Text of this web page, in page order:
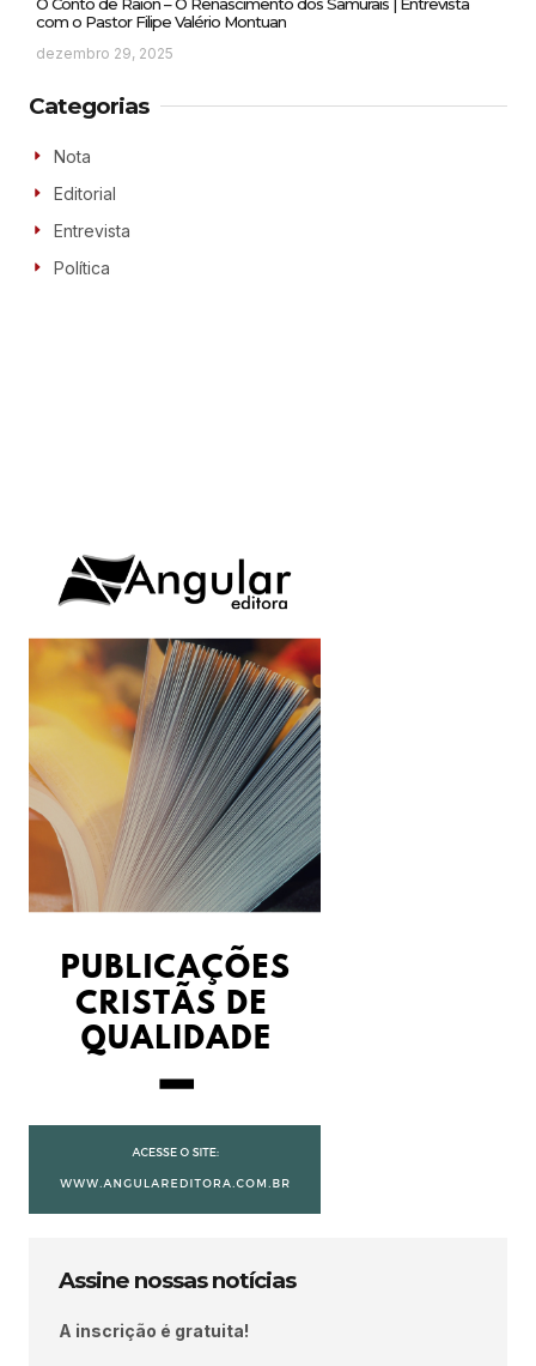
com o Pastor Filipe Valério Montuan
dezembro 29, 2025
Categorias
Nota
Editorial
Entrevista
Política
Assine nossas notícias
A inscrição é gratuita!